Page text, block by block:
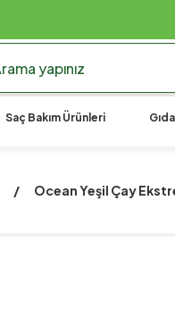
Saç Bakım Ürünleri
Ocean Yeşil Çay